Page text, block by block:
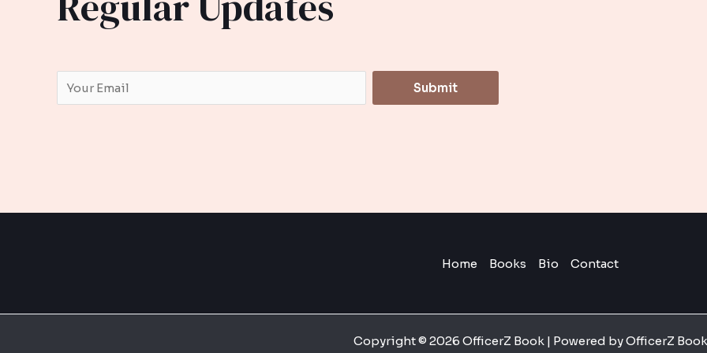
Submit
Home Books Bio Contact
Copyright © 2026 OfficerZ Book | Powered by OfficerZ Book